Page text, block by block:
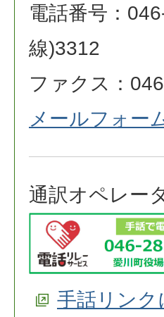
電話番号：
線)3312
ファクス：
メールフォー
通訳オペレー
手話リンク